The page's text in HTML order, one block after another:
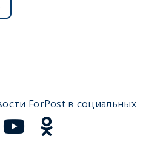
ForPost в социальных